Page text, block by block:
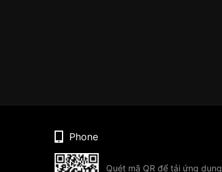
Phone
Quét mã QR để tải ứng dụng